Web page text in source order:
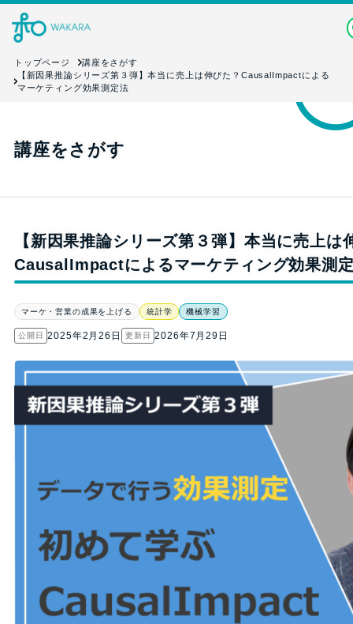
トップページ
講座をさがす
【新因果推論シリーズ第３弾】本当に売上は伸びた？CausalImpactによる
マーケティング効果測定法
講座をさがす
【新因果推論シリーズ第３弾】本当に売上は
CausalImpactによるマーケティング効果測
マーケ・営業の成果を上げる 統計学 機械学習
公開日 2025年2月26日 更新日 2026年7月29日